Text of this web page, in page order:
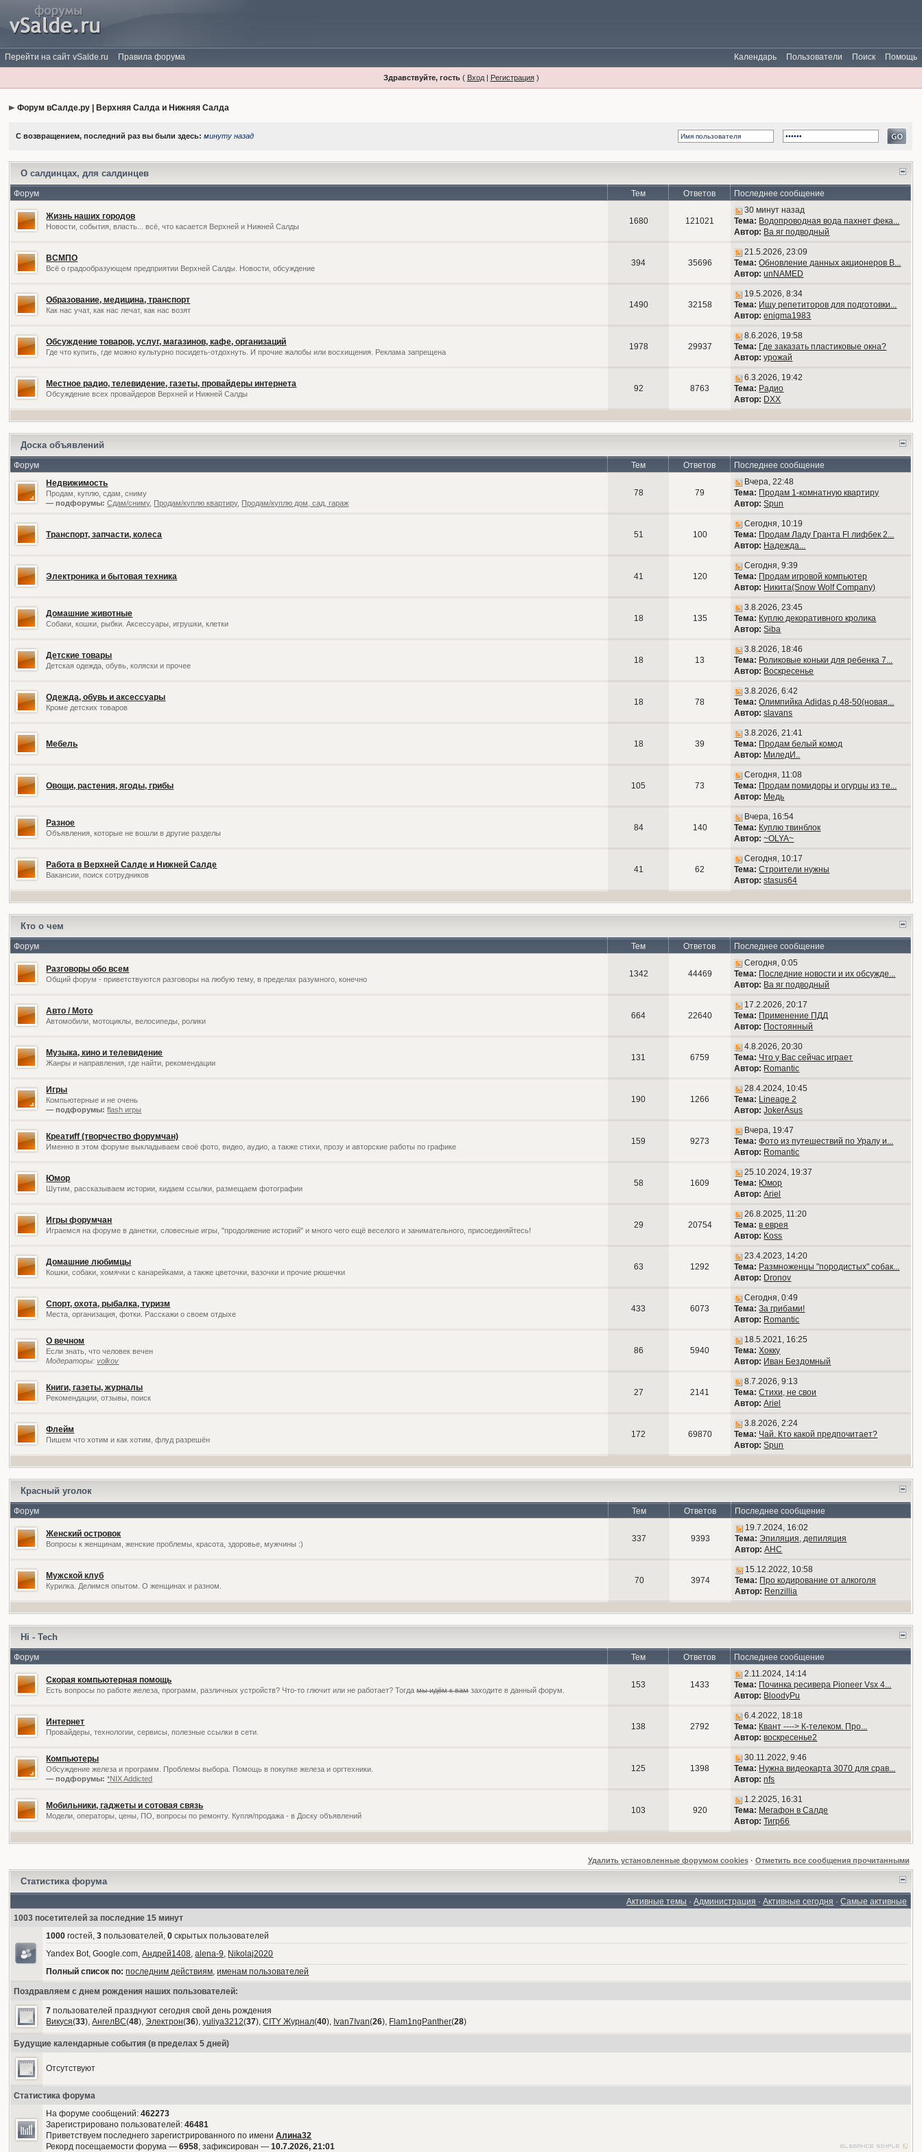
Перейти на сайт vSalde.ru Правила форума Помощь
Поиск
Пользователи
Календарь
Здравствуйте, гость( Вход| Регистрация)
Форум вСалде.ру | Верхняя Салда и Нижняя Салда
С возвращением, последний раз вы были здесь:минуту назад
О салдинцах, для салдинцев
Форум Тем Ответов Последнее сообщение
Жизнь наших городов
Новости, события, власть... всё, что касается Верхней и Нижней Салды
1680 121021
30 минут назад
Тема: Водопроводная вода пахнет фека...
Автор: Ва яг подводный
ВСМПО
Всё о градообразующем предприятии Верхней Салды. Новости, обсуждение
394 35696
21.5.2026, 23:09
Тема: Обновление данных акционеров В...
Автор: unNAMED
Образование, медицина, транспорт
Как нас учат, как нас лечат, как нас возят
1490 32158
19.5.2026, 8:34
Тема: Ищу репетиторов для подготовки...
Автор: enigma1983
Обсуждение товаров, услуг, магазинов, кафе, организаций
Где что купить, где можно культурно посидеть-отдохнуть. И прочие жалобы или восхищения. Реклама запрещена
1978 29937
8.6.2026, 19:58
Тема: Где заказать пластиковые окна?
Автор: урожай
Местное радио, телевидение, газеты, провайдеры интернета
Обсуждение всех провайдеров Верхней и Нижней Салды
92 8763
6.3.2026, 19:42
Тема: Радио
Автор: DXX
Доска объявлений
Форум Тем Ответов
Последнее сообщение
Недвижимость
Продам, куплю, сдам, сниму
— подфорумы: Сдам/сниму, Продам/куплю квартиру, Продам/куплю дом, сад, гараж
78 79
Вчера, 22:48
Тема: Продам 1-комнатную квартиру
Автор: Spun
Транспорт, запчасти, колеса 51 100
Сегодня, 10:19
Тема: Продам Ладу Гранта Fl лифбек 2...
Автор: Надежда...
Электроника и бытовая техника 41 120
Сегодня, 9:39
Тема: Продам игровой компьютер
Автор: Никита(Snow Wolf Company)
Домашние животные
Собаки, кошки, рыбки. Аксессуары, игрушки, клетки
18 135
3.8.2026, 23:45
Тема: Куплю декоративного кролика
Автор: Siba
Детские товары
Детская одежда, обувь, коляски и прочее
18 13
3.8.2026, 18:46
Тема: Роликовые коньки для ребенка 7...
Автор: Воскресенье
Одежда, обувь и аксессуары
Кроме детских товаров
18 78
3.8.2026, 6:42
Тема: Олимпийка Adidas р.48-50(новая...
Автор: slavans
Мебель 18 39
3.8.2026, 21:41
Тема: Продам белый комод
Автор: МиледИ..
Овощи, растения, ягоды, грибы 105 73
Сегодня, 11:08
Тема: Продам помидоры и огурцы из те...
Автор: Медь
Разное
Объявления, которые не вошли в другие разделы
84 140
Вчера, 16:54
Тема: Куплю твинблок
Автор: ~OLYA~
Работа в Верхней Салде и Нижней Салде
Вакансии, поиск сотрудников
41 62
Сегодня, 10:17
Тема: Строители нужны
Автор: stasus64
Кто о чем
Форум Тем Ответов Последнее сообщение
Разговоры обо всем
Общий форум - приветствуются разговоры на любую тему, в пределах разумного, конечно
1342 44469
Сегодня, 0:05
Тема: Последние новости и их обсужде...
Автор: Ва яг подводный
Авто / Мото
Автомобили, мотоциклы, велосипеды, ролики
664 22640
17.2.2026, 20:17
Тема: Применение ПДД
Автор: Постоянный
Музыка, кино и телевидение
Жанры и направления, где найти, рекомендации
131 6759
4.8.2026, 20:30
Тема: Что у Вас сейчас играет
Автор: Romantic
Игры
Компьютерные и не очень
— подфорумы: flash игры
190 1266
28.4.2024, 10:45
Тема: Lineage 2
Автор: JokerAsus
Креатиff (творчество форумчан)
Именно в этом форуме выкладываем своё фото, видео, аудио, а также стихи, прозу и авторские работы по графике
159 9273
Вчера, 19:47
Тема: Фото из путешествий по Уралу и...
Автор: Romantic
Юмор
Шутим, рассказываем истории, кидаем ссылки, размещаем фотографии
58 1609
25.10.2024, 19:37
Тема: Юмор
Автор: Ariel
Игры форумчан
Играемся на форуме в данетки, словесные игры, "продолжение историй" и много чего ещё веселого и занимательного, присоединяйтесь!
29 20754
26.8.2025, 11:20
Тема: в еврея
Автор: Koss
Домашние любимцы
Кошки, собаки, хомячки с канарейками, а также цветочки, вазочки и прочие рюшечки
63 1292
23.4.2023, 14:20
Тема: Размноженцы "породистых" собак...
Автор: Dronov
Спорт, охота, рыбалка, туризм
Места, организация, фотки. Расскажи о своем отдыхе
433 6073
Сегодня, 0:49
Тема: За грибами!
Автор: Romantic
О вечном
Если знать, что человек вечен
Модераторы:volkov
86 5940
18.5.2021, 16:25
Тема: Хокку
Автор: Иван Бездомный
Книги, газеты, журналы
Рекомендации, отзывы, поиск
27 2141
8.7.2026, 9:13
Тема: Стихи, не свои
Автор: Ariel
Флейм
Пишем что хотим и как хотим, флуд разрешён
172 69870
3.8.2026, 2:24
Тема: Чай. Кто какой предпочитает?
Автор: Spun
Красный уголок
Форум Тем Ответов Последнее сообщение
Женский островок
Вопросы к женщинам, женские проблемы, красота, здоровье, мужчины :)
337 9393
19.7.2024, 16:02
Тема: Эпиляция, депиляция
Автор: АНС
Мужской клуб
Курилка. Делимся опытом. О женщинах и разном.
70 3974
15.12.2022, 10:58
Тема: Про кодирование от алкоголя
Автор: Renzillia
Hi - Tech
Форум Тем Ответов Последнее сообщение
Скорая компьютерная помощь
Есть вопросы по работе железа, программ, различных устройств? Что-то глючит или не работает? Тогдамы идём к вамзаходите в данный форум.
153 1433
2.11.2024, 14:14
Тема: Починка ресивера Pioneer Vsx 4...
Автор: BloodyPu
Интернет
Провайдеры, технологии, сервисы, полезные ссылки в сети.
138 2792
6.4.2022, 18:18
Тема: Квант ----> К-телеком. Про...
Автор: воскресенье2
Компьютеры
Обсуждение железа и программ. Проблемы выбора. Помощь в покупке железа и оргтехники.
— подфорумы: *NIX Addicted
125 1398
30.11.2022, 9:46
Тема: Нужна видеокарта 3070 для срав...
Автор: nfs
Мобильники, гаджеты и сотовая связь
Модели, операторы, цены, ПО, вопросы по ремонту. Купля/продажа - в Доску объявлений
103 920
1.2.2025, 16:31
Тема: Мегафон в Салде
Автор: Тигр66
Удалить установленные форумом cookies· Отметить все сообщения прочитанными
Статистика форума
Активные темы ·Администрация ·Активные сегодня ·Самые активные
1003 посетителей за последние 15 минут
1000 гостей,3 пользователей,0 скрытых пользователей
Yandex Bot, Google.com,Андрей1408,alena-9, Nikolaj2020
Полный список по: последним действиям,именам пользователей
Поздравляем с днем рождения наших пользователей:
7 пользователей празднуют сегодня свой день рождения
Викуся(33),АнгелВС(48),Электрон(36),yuliya3212(37),CITY Журнал(40), Ivan7Ivan(26), Flam1ngPanther(28)
Будущие календарные события (в пределах 5 дней)
Отсутствуют
Статистика форума
На форуме сообщений:462273
Зарегистрировано пользователей:46481
Приветствуем последнего зарегистрированного по имениАлина32
Рекорд посещаемости форума —6958, зафиксирован —10.7.2026, 21:01